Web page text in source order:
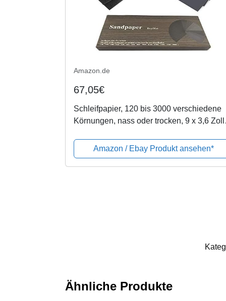
Amazon.de
67,05€
Schleifpapier, 120 bis 3000 verschiedene
Körnungen, nass oder trocken, 9 x 3,6 Zoll
Amazon / Ebay Produkt ansehen*
Ähnliche Produkte